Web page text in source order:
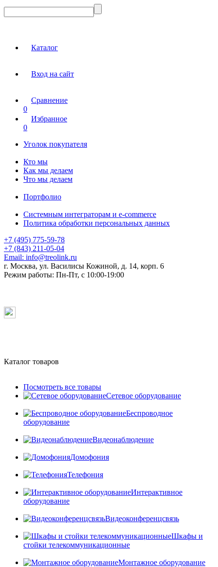
Каталог
Вход на сайт
Сравнение
0
Избранное
0
Уголок покупателя
Кто мы
Как мы делаем
Что мы делаем
Портфолио
Системным интеграторам и e-commerce
Политика обработки персональных данных
+7 (495) 775-59-78
+7 (843) 211-05-04
Email: info@treolink.ru
г. Москва, ул. Василисы Кожиной, д. 14, корп. 6
Режим работы: Пн-Пт, с 10:00-19:00
Каталог товаров
Посмотреть все товары
Сетевое оборудование
Беспроводное
оборудование
Видеонаблюдение
Домофония
Телефония
Интерактивное
оборудование
Видеоконференцсвязь
Шкафы и
стойки телекоммуникационные
Монтажное оборудование